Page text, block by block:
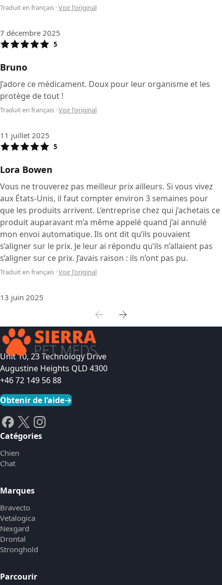
Traduit en français ·Voir l'original
7 décembre 2025
5
Bruno
J’adore ce médicament. Doux pour leur organisme et les
protège de tout !
Traduit en français ·Voir l'original
11 juillet 2025
5
Lora Bowen
Vous ne trouverez pas meilleur prix ailleurs. Si vous vivez
aux États-Unis, il faut compter environ 3 semaines pour
que les produits arrivent. L’entreprise chez qui j’achetais ce
produit auparavant m’a même appelé quand j’ai annulé
mon envoi automatique. Ils ont dit qu’ils pouvaient
s’aligner sur le prix. Je leur ai répondu qu’ils n’allaient pas
s’aligner sur ce prix. J’avais raison : ils n’ont pas pu.
Traduit en français ·Voir l'original
13 juin 2025
Unit 10, 23 Technology Drive
Augustine Heights QLD 4300
+46 72 149 56 88
Obtenir de l’aide→
Catégories
Chien
Chat
Marques
Bravecto
Vetalogica
Nexgard
Drontal
Stronghold
Parcourir